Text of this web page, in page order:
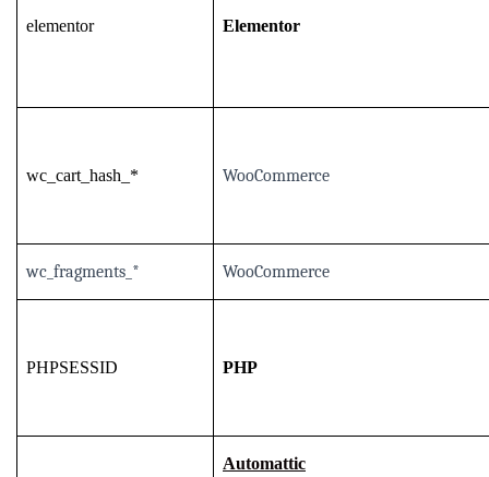
elementor Elementor
wc_cart_hash_* WooCommerce
wc_fragments_* WooCommerce
PHPSESSID PHP
Automattic